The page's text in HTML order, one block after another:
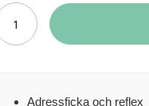
Adressficka och reflex